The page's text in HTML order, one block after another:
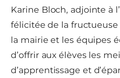
Karine Bloch, adjointe à
félicitée de la
la mairie et les équipes
d’offrir aux élèves les
d’apprentissage et